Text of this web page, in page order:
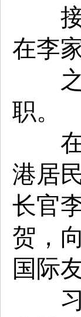
接
在李
之
职。
在
港居
长官
贺，
国际
习